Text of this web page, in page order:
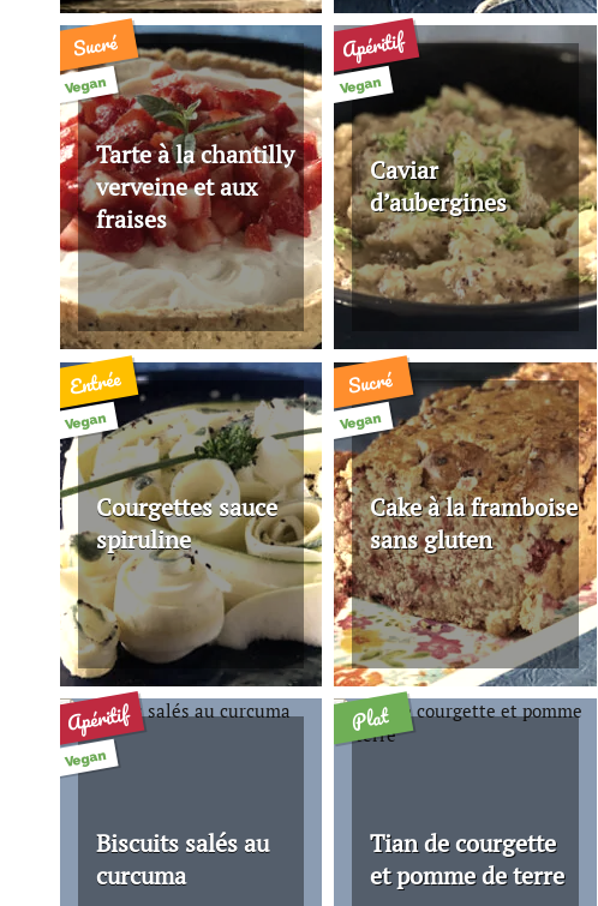
Sucré
Vegan
Tarte à la chantilly
verveine et aux
fraises
Apéritif
Vegan
Caviar
d’aubergines
Entrée
Vegan
Courgettes sauce
spiruline
Sucré
Vegan
Cake à la framboise
sans gluten
Apéritif
Vegan
Biscuits salés au
curcuma
Plat
Tian de courgette
et pomme de terre